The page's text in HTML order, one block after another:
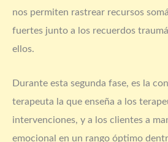
nos permiten rastrear recursos
fuertes junto a los recuerdos
ellos.
Durante esta segunda fase, es la
terapeuta la que enseña a los
intervenciones, y a los clientes a
emocional en un rango óptimo